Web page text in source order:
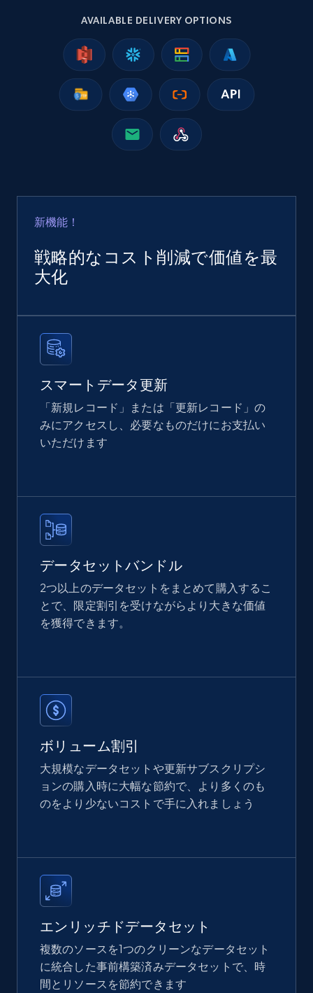
Google Shopping
URL, Product id, Title, Product description,
Rating, Reviews count, Images, Variations, and
Home Depot US
eCommerce
2.1K+ 355+ 今すぐ購入
Title, Seller name, Brand, Description, Initial
price, Currency, Availability, Reviews count, and
more.
eCommerce
2.1K+ 375+ 今すぐ購入
Etsy
URL, Product id, Listing inventory id, Title, Rating,
Reviews count shop, Reviews count item, Initial
price, and more.
eCommerce
1.9K+ 323+ 今すぐ購入
Amazon best seller products
Title, Seller name, Brand, Description, Initial
more.
eCommerce
AVAILABLE DELIVERY OPTIONS
新機能！
戦略的なコスト削減で価値を最
大化
スマートデータ更新
「新規レコード」または「更新レコード」の
みにアクセスし、必要なものだけにお支払い
いただけます
データセットバンドル
2つ以上のデータセットをまとめて購入するこ
とで、限定割引を受けながらより大きな価値
を獲得できます。
ボリューム割引
大規模なデータセットや更新サブスクリプシ
ョンの購入時に大幅な節約で、より多くのも
のをより少ないコストで手に入れましょう
エンリッチドデータセット
複数のソースを1つのクリーンなデータセット
に統合した事前構築済みデータセットで、時
間とリソースを節約できます